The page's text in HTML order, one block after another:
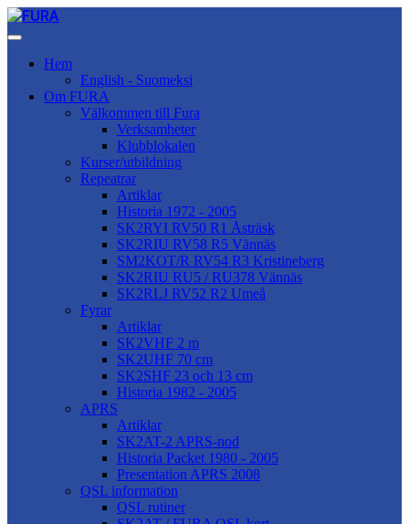
Hem
English - Suomeksi
Om FURA
Välkommen till Fura
Verksamheter
Klubblokalen
Kurser/utbildning
Repeatrar
Artiklar
Historia 1972 - 2005
SK2RYI RV50 R1 Åsträsk
SK2RIU RV58 R5 Vännäs
SM2KOT/R RV54 R3 Kristineberg
SK2RIU RU5 / RU378 Vännäs
SK2RLJ RV52 R2 Umeå
Fyrar
Artiklar
SK2VHF 2 m
SK2UHF 70 cm
SK2SHF 23 och 13 cm
Historia 1982 - 2005
APRS
Artiklar
SK2AT-2 APRS-nod
Historia Packet 1980 - 2005
Presentation APRS 2008
QSL information
QSL rutiner